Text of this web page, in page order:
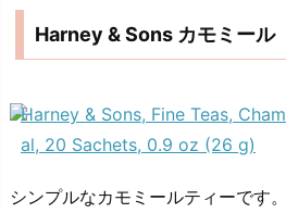
Harney & Sons カモミール
Harney & Sons, Fine Teas,
al, 20 Sachets, 0.9 oz (26 g)
シンプルなカモミールティーです